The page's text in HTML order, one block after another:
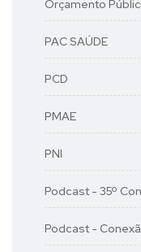
Orçamento
PAC SAÚDE
PCD
PMAE
PNI
Podcast - 35º
Podcast -